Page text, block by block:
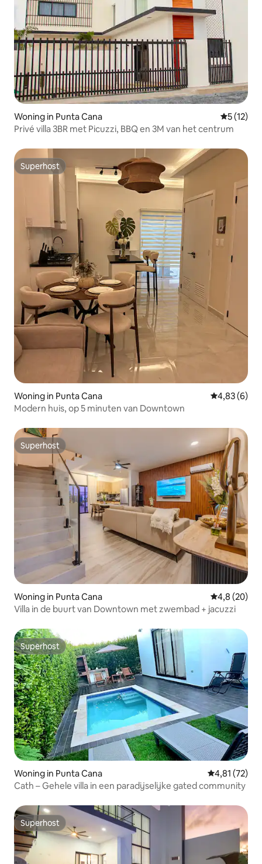
Woning in Punta Cana
5 (12)
Privé villa 3BR met Picuzzi, BBQ en 3M van het centrum
Superhost
Superhost
Woning in Punta Cana Gemiddelde
4,83 (6)
Modern huis, op 5 minuten van Downtown
Superhost
Superhost
Woning in Punta Cana Gemiddelde
4,8 (20)
Villa in de buurt van Downtown met zwembad + jacuzzi
Superhost
Superhost
Woning in Punta Cana Gemiddelde
4,81 (72)
Cath – Gehele villa in een paradijselijke gated community
Superhost
Superhost